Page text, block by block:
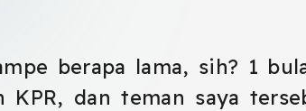
berapa lama, sih? 1
KPR, dan teman saya